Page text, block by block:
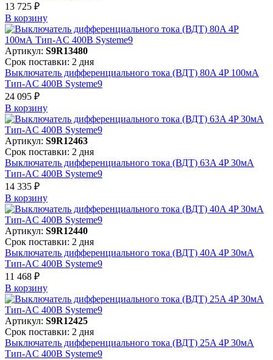
13 725 ₽
В корзинy
Артикул: S9R13480
Срок поставки: 2 дня
Выключатель дифференциального тока (ВДТ) 80A 4P 100мА
Тип-AC 400В Systeme9
24 095 ₽
В корзинy
Артикул: S9R12463
Срок поставки: 2 дня
Выключатель дифференциального тока (ВДТ) 63A 4P 30мА
Тип-AC 400В Systeme9
14 335 ₽
В корзинy
Артикул: S9R12440
Срок поставки: 2 дня
Выключатель дифференциального тока (ВДТ) 40A 4P 30мА
Тип-AC 400В Systeme9
11 468 ₽
В корзинy
Артикул: S9R12425
Срок поставки: 2 дня
Выключатель дифференциального тока (ВДТ) 25A 4P 30мА
Тип-AC 400В Systeme9